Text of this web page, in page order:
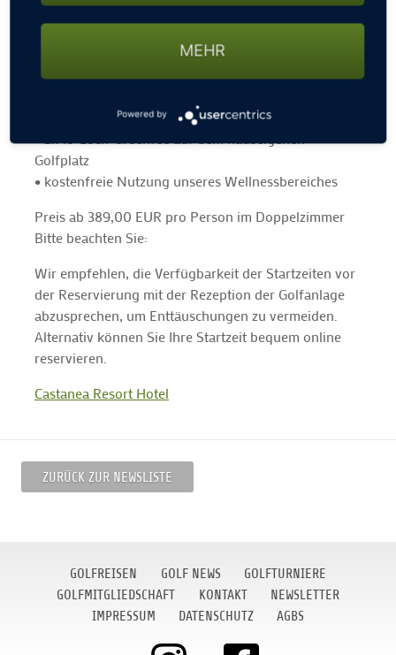
Zimmerkategorie
• tägliches reichhaltiges Frühstücksbuffet
• 1x 2-Gang-Menü am ersten Abend
• 1x Abendessen im Rahmen der Halbpension am
• 1x Gin-Tasting
Golfplatz
• kostenfreie Nutzung unseres Wellnessbereiches
Preis ab 389,00 EUR pro Person im Doppelzimmer
Bitte beachten Sie:
Wir empfehlen, die Verfügbarkeit der Startzeiten vor
der Reservierung mit der Rezeption der Golfanlage
abzusprechen, um Enttäuschungen zu vermeiden.
Alternativ können Sie Ihre Startzeit bequem online
reservieren.
Castanea Resort Hotel
ZURÜCK ZUR NEWSLISTE
GOLFREISEN GOLF NEWS
GOLFTURNIERE
GOLFMITGLIEDSCHAFT
KONTAKT
NEWSLETTER
IMPRESSUM
DATENSCHUTZ AGBS
MEHR
Powered by